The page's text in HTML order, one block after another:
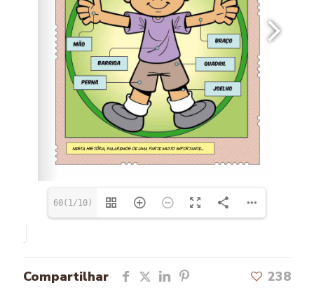
60(1/10)
Compartilhar 238